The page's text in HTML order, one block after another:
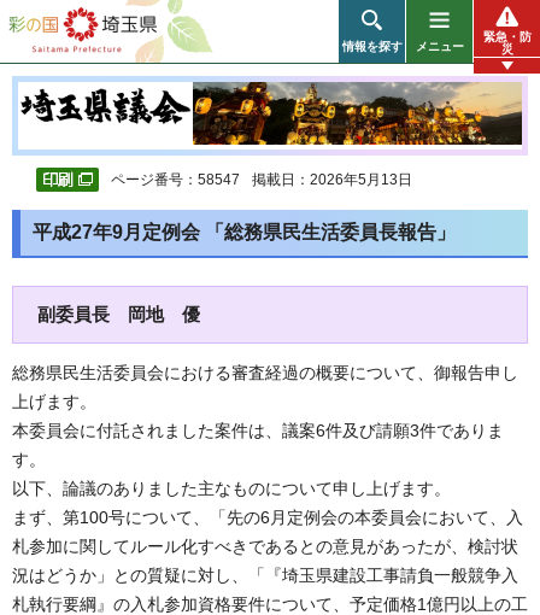
彩の国 埼玉県
情報を探す メニュー
緊急・防
災
ページ番号：58547 掲載日：2026年5月13日
平成27年9月定例会 「総務県民生活委員長報告」
副委員長 岡地 優
総務県民生活委員会における審査経過の概要について、御報告申し
上げます。
本委員会に付託されました案件は、議案6件及び請願3件でありま
す。
以下、論議のありました主なものについて申し上げます。
まず、第100号について、「先の6月定例会の本委員会において、入
札参加に関してルール化すべきであるとの意見があったが、検討状
況はどうか」との質疑に対し、「『埼玉県建設工事請負一般競争入
札執行要綱』の入札参加資格要件について、予定価格1億円以上の工